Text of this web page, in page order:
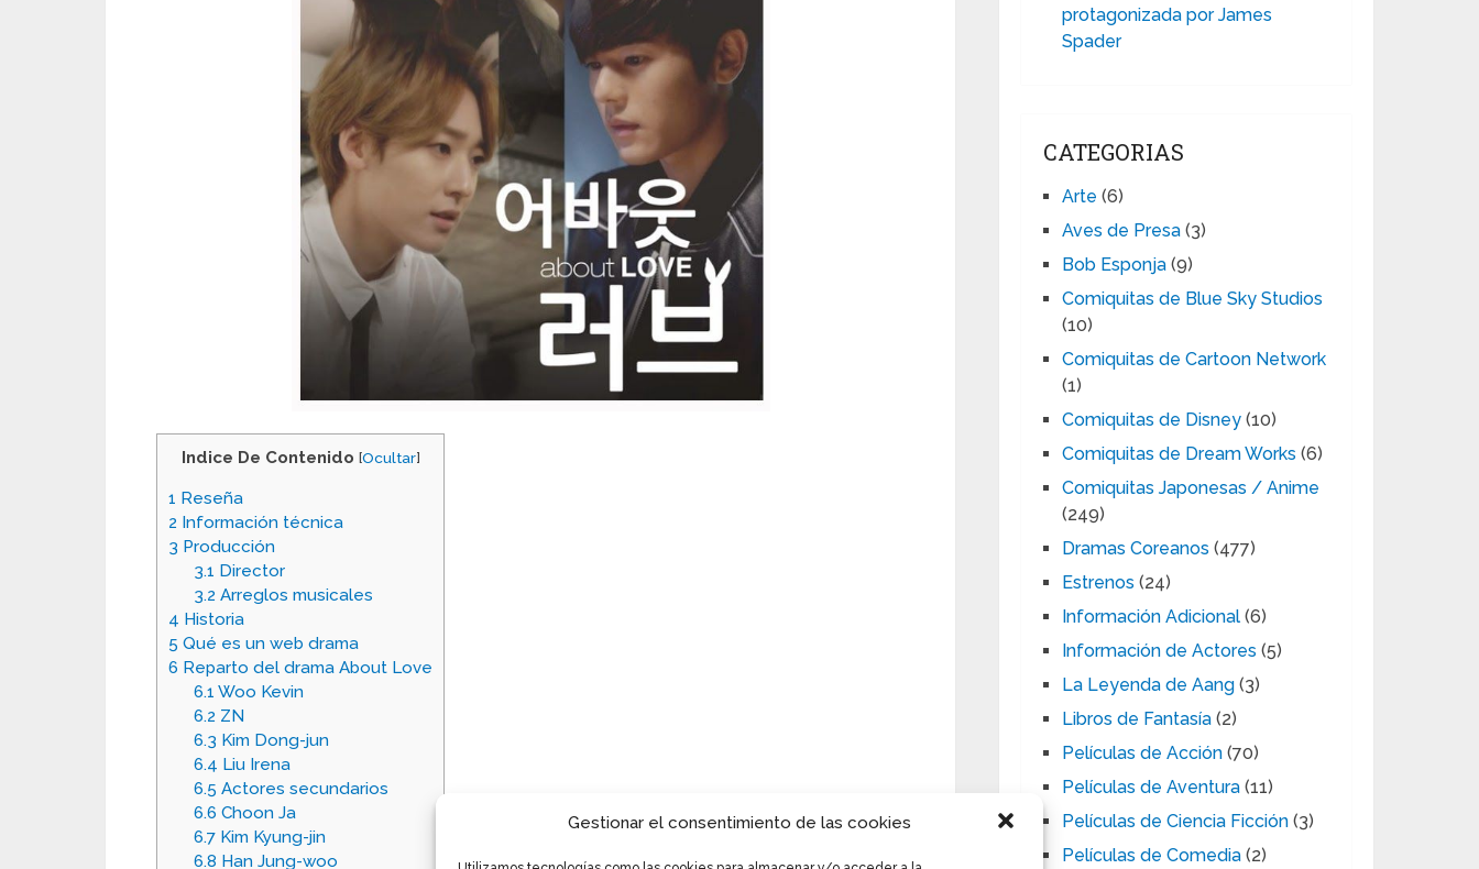
Gestionar el consentimiento de las cookies
Indice De Contenido [Ocultar]
1 Reseña
2 Información técnica
3 Producción
3.1 Director
3.2 Arreglos musicales
4 Historia
5 Qué es un web drama
6 Reparto del drama About Love
6.1 Woo Kevin
6.2 ZN
6.3 Kim Dong-jun
6.4 Liu Irena
6.5 Actores secundarios
6.6 Choon Ja
6.7Kim Kyung-jin
6.8 Han Jung-woo
protagonizada por James
Spader
CATEGORIAS
Arte (6)
Aves de Presa (3)
Bob Esponja (9)
Comiquitas de Blue Sky Studios
(10)
Comiquitas de Cartoon Network
(1)
Comiquitas de Disney (10)
Comiquitas de Dream Works (6)
Comiquitas Japonesas / Anime
(249)
Dramas Coreanos (477)
Estrenos (24)
Información Adicional (6)
Información de Actores (5)
La Leyenda de Aang (3)
Libros de Fantasía (2)
Películas de Acción (70)
Películas de Aventura (11)
Películas de Ciencia Ficción (3)
Películas de Comedia (2)